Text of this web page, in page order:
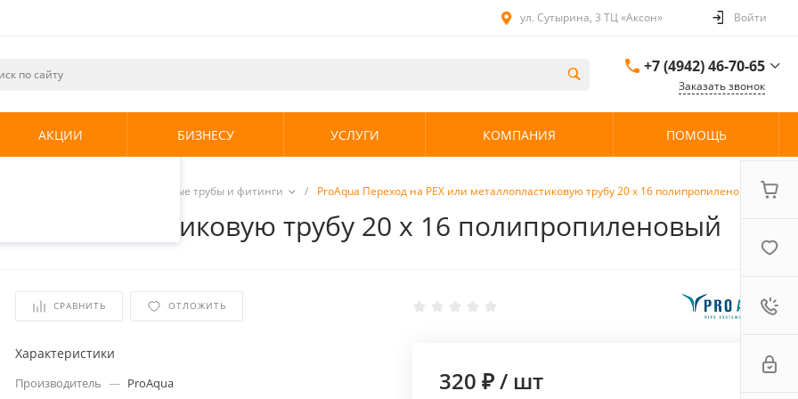
и
использования.
.
ул. Сутырина, 3 ТЦ «Аксон» Войти
+7 (4942) 46-70-65
ул. Сутырина, 3 ТЦ
Заказать звонок
АКЦИИ БИЗНЕСУ УСЛУГИ КОМПАНИЯ ПОМОЩЬ
Полипропиленовые трубы и фитинги / ProAqua Переход на PEX или металлопластиковую трубу 20 х 16 полипропиленовый
металлопластиковую трубу 20 х 16 полипропиленовый
СРАВНИТЬ ОТЛОЖИТЬ
Характеристики
Производитель — ProAqua
320 ₽/ шт